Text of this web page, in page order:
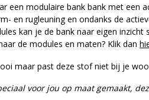
een modulaire bank bank met een
en rugleuning en ondanks de
kan je de bank naar eigen
de modules en maten? Klik dan
maar past deze stof niet bij je
voor jou op maat gemaakt,